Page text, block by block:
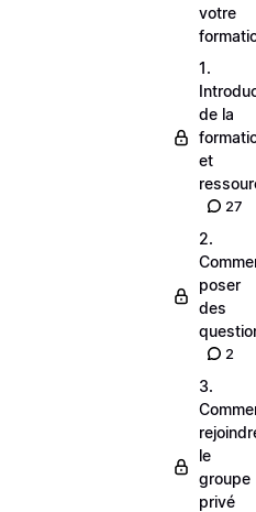
votre
1.
de la
et
27
2.
poser
des
2
3.
le
groupe
privé